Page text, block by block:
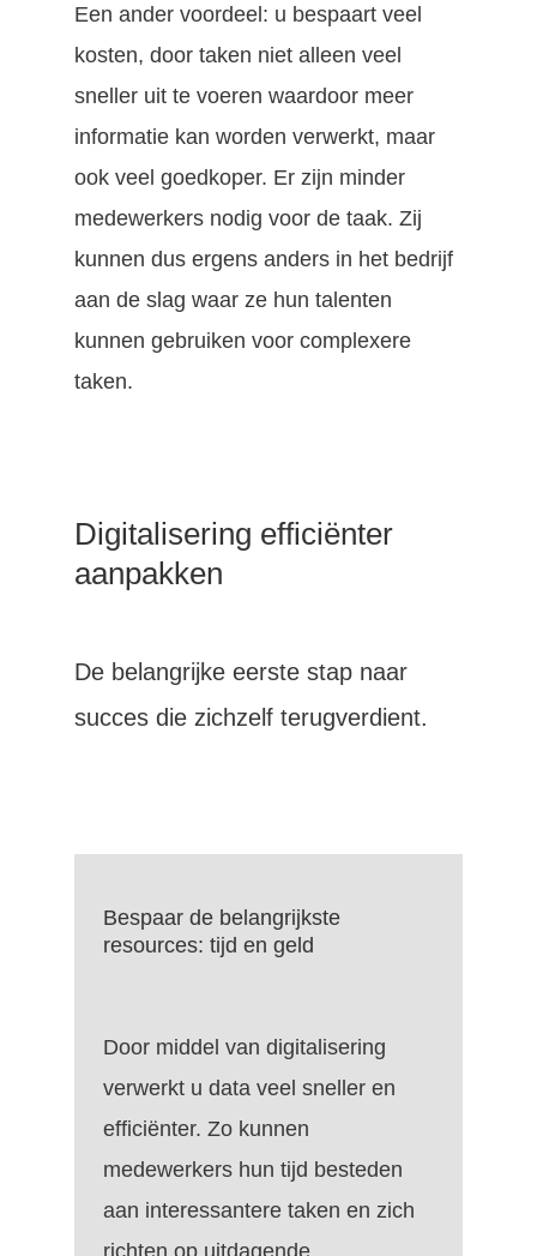
Een ander voordeel: u bespaart veel
kosten, door taken niet alleen veel
sneller uit te voeren waardoor meer
informatie kan worden verwerkt, maar
ook veel goedkoper. Er zijn minder
medewerkers nodig voor de taak. Zij
kunnen dus ergens anders in het bedrijf
aan de slag waar ze hun talenten
kunnen gebruiken voor complexere
taken.
Digitalisering efficiënter
aanpakken
De belangrijke eerste stap naar
succes die zichzelf terugverdient.
Bespaar de belangrijkste
resources: tijd en geld
Door middel van digitalisering
verwerkt u data veel sneller en
efficiënter. Zo kunnen
medewerkers hun tijd besteden
aan interessantere taken en zich
richten op uitdagende